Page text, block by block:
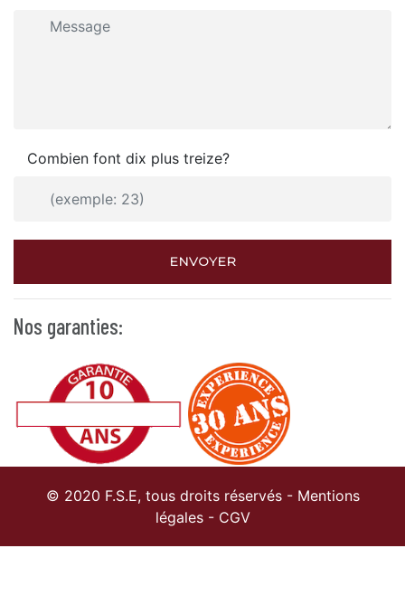
Combien font dix plus treize?
ENVOYER
Nos garanties:
© 2020 F.S.E, tous droits réservés - Mentions
légales- CGV